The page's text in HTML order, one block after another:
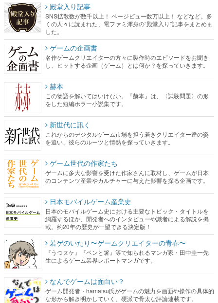
殿堂入り記事
SNS拡散数が数千以上！ ページビュー数万以上！ などなど。多
くの人々に読まれた、電ファミ渾身の“殿堂入り”記事をまとめま
した。
ゲームの企画書
名作ゲームクリエイターの方々に製作時のエピソードをお聞き
し、ヒットする企画（ゲーム）とは何か？を探っていきます。
赫本
この物語を解いてはいけない。『赫本』は、〈試験問題〉の形
をした短編ホラー小説集です。
新世代に訊く
これからのデジタルゲーム市場を担う若きクリエイター達の姿
を追い、彼らのルーツと情熱を探っていきます。
ゲーム世代の作家たち
ゲームに多大な影響を受けた作家さんに取材し、ゲームが日本
のコンテンツ産業やカルチャーに与えた影響を探る企画です。
日本モバイルゲーム産業史
日本のモバイルゲーム史における主要なトピック・タイトルを
網羅するほか、開発者へのインタビューや識者による解説を掲
載。約20年の歴史が一望できる決定版！
若ゲのいたり〜ゲームクリエイターの青春〜
『うつヌケ』『ペンと箸』等で知られるマンガ家・田中圭一先
生によるゲーム業界レポートマンガです。
なんでゲームは面白い？
ゲーム開発者・hamatsu氏がゲームの魅力を画面や操作の具体的
な形から解き明かしていく、硬派で骨太な評論連載です。